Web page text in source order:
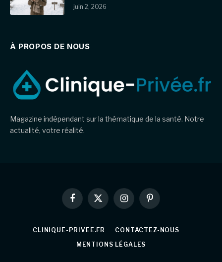
juin 2, 2026
À PROPOS DE NOUS
Magazine indépendant sur la thématique de la santé. Notre
actualité, votre réalité.
Facebook
X
(Twitter)
InstagramPinterest
CLINIQUE-PRIVEE.FR
CONTACTEZ-NOUS
MENTIONS LÉGALES